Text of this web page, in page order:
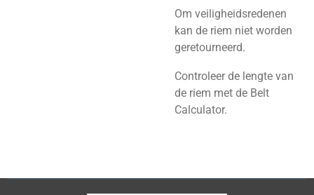
Om veiligheidsredenen
kan de riem niet worden
geretourneerd.
Controleer de lengte van
de riem met de Belt
Calculator.